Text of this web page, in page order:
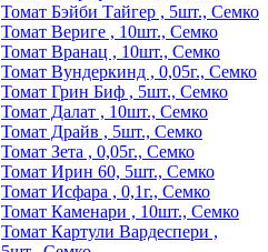
Томат Бэйби Тайгер , 5шт., Семко
Томат Вериге , 10шт., Семко
Томат Вранац , 10шт., Семко
Томат Вундеркинд , 0,05г., Семко
Томат Грин Биф , 5шт., Семко
Томат Далат , 10шт., Семко
Томат Драйв , 5шт., Семко
Томат Зета , 0,05г., Семко
Томат Ирин 60, 5шт., Семко
Томат Исфара , 0,1г., Семко
Томат Каменари , 10шт., Семко
Томат Картули Вардеспери ,